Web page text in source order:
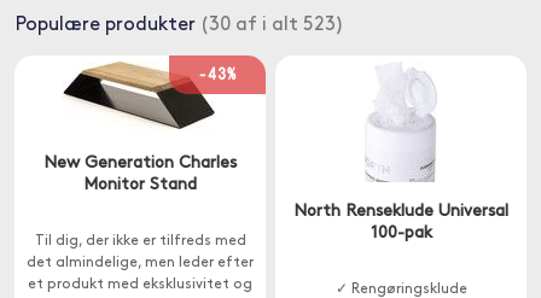
Populære produkter (30 af i alt 523)
-43%
New Generation Charles
Monitor Stand
Til dig, der ikke er tilfreds med
det almindelige, men leder efter
et produkt med eksklusivitet og
North Renseklude Universal
100-pak
✓ Rengøringsklude